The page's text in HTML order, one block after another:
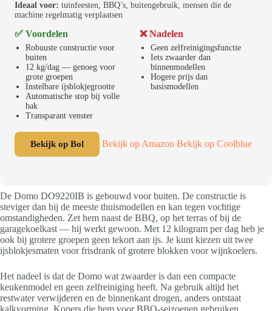
Ideaal voor: tuinfeesten, BBQ’s, buitengebruik, mensen die de
machine regelmatig verplaatsen
✅ Voordelen
Robuuste constructie voor
buiten
12 kg/dag — genoeg voor
grote groepen
Instelbare ijsblokjegrootte
Automatische stop bij volle
bak
Transparant venster
❌ Nadelen
Geen zelfreinigingsfunctie
Iets zwaarder dan
binnenmodellen
Hogere prijs dan
basismodellen
Bekijk op Bol Bekijk op Amazon Bekijk op Coolblue
De Domo DO9220IB is gebouwd voor buiten. De constructie is
steviger dan bij de meeste thuismodellen en kan tegen vochtige
omstandigheden. Zet hem naast de BBQ, op het terras of bij de
garagekoelkast — hij werkt gewoon. Met 12 kilogram per dag heb je
ook bij grotere groepen geen tekort aan ijs. Je kunt kiezen uit twee
ijsblokjesmaten voor frisdrank of grotere blokken voor wijnkoelers.
Het nadeel is dat de Domo wat zwaarder is dan een compacte
keukenmodel en geen zelfreiniging heeft. Na gebruik altijd het
restwater verwijderen en de binnenkant drogen, anders ontstaat
kalkvorming. Kopers die hem voor BBQ-seizoenen gebruiken